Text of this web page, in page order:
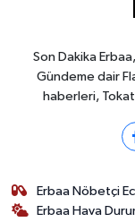
Son Dakika
Gündeme dair
haberleri,
Erbaa Nöbetçi
Erbaa Hava